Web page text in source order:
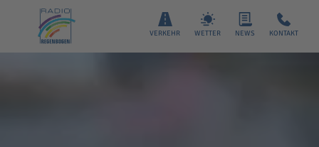
VERKEHR WETTER NEWS KONTAKT